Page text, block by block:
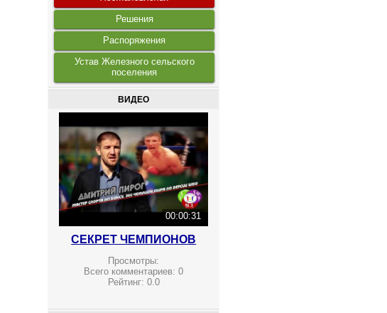
Решения
Распоряжения
Устав Железного сельского
поселения
ВИДЕО
00:00:31
СЕКРЕТ ЧЕМПИОНОВ
Просмотры:
Всего комментариев:0
Рейтинг: 0.0